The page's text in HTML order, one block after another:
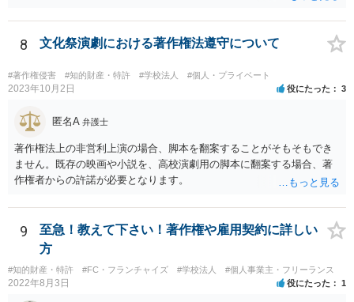
のではないと思われますので、③次第と思われます。
8 文化祭演劇における著作権法遵守について
#著作権侵害 #知的財産・特許 #学校法人 #個人・プライベート
2023年10月2日 役にたった 3
匿名A 弁護士
著作権法上の非営利上演の場合、脚本を翻案することがそもそもでき
ません。既存の映画や小説を、高校演劇用の脚本に翻案する場合、著
作権者からの許諾が必要となります。
9
至急！教えて下さい！著作権や雇用契約に詳しい
方
#知的財産・特許 #FC・フランチャイズ #学校法人 #個人事業主・フリーランス
2022年8月3日 役にたった 1